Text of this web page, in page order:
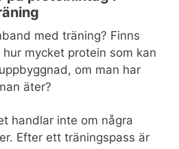
med träning? Finns
mycket protein som kan
om man har
äter?
handlar inte om några
Efter ett träningspass är